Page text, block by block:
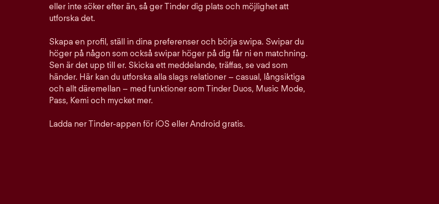
eller inte söker efter än, så ger Tinder dig plats och möjlighet att
utforska det.
Skapa en profil, ställ in dina preferenser och börja swipa. Swipar du
höger på någon som också swipar höger på dig får ni en matchning.
Sen är det upp till er. Skicka ett meddelande, träffas, se vad som
händer. Här kan du utforska alla slags relationer – casual, långsiktiga
och allt däremellan – med funktioner som Tinder Duos, Music Mode,
Pass, Kemi och mycket mer.
Ladda ner Tinder-appen för iOS eller Android gratis.